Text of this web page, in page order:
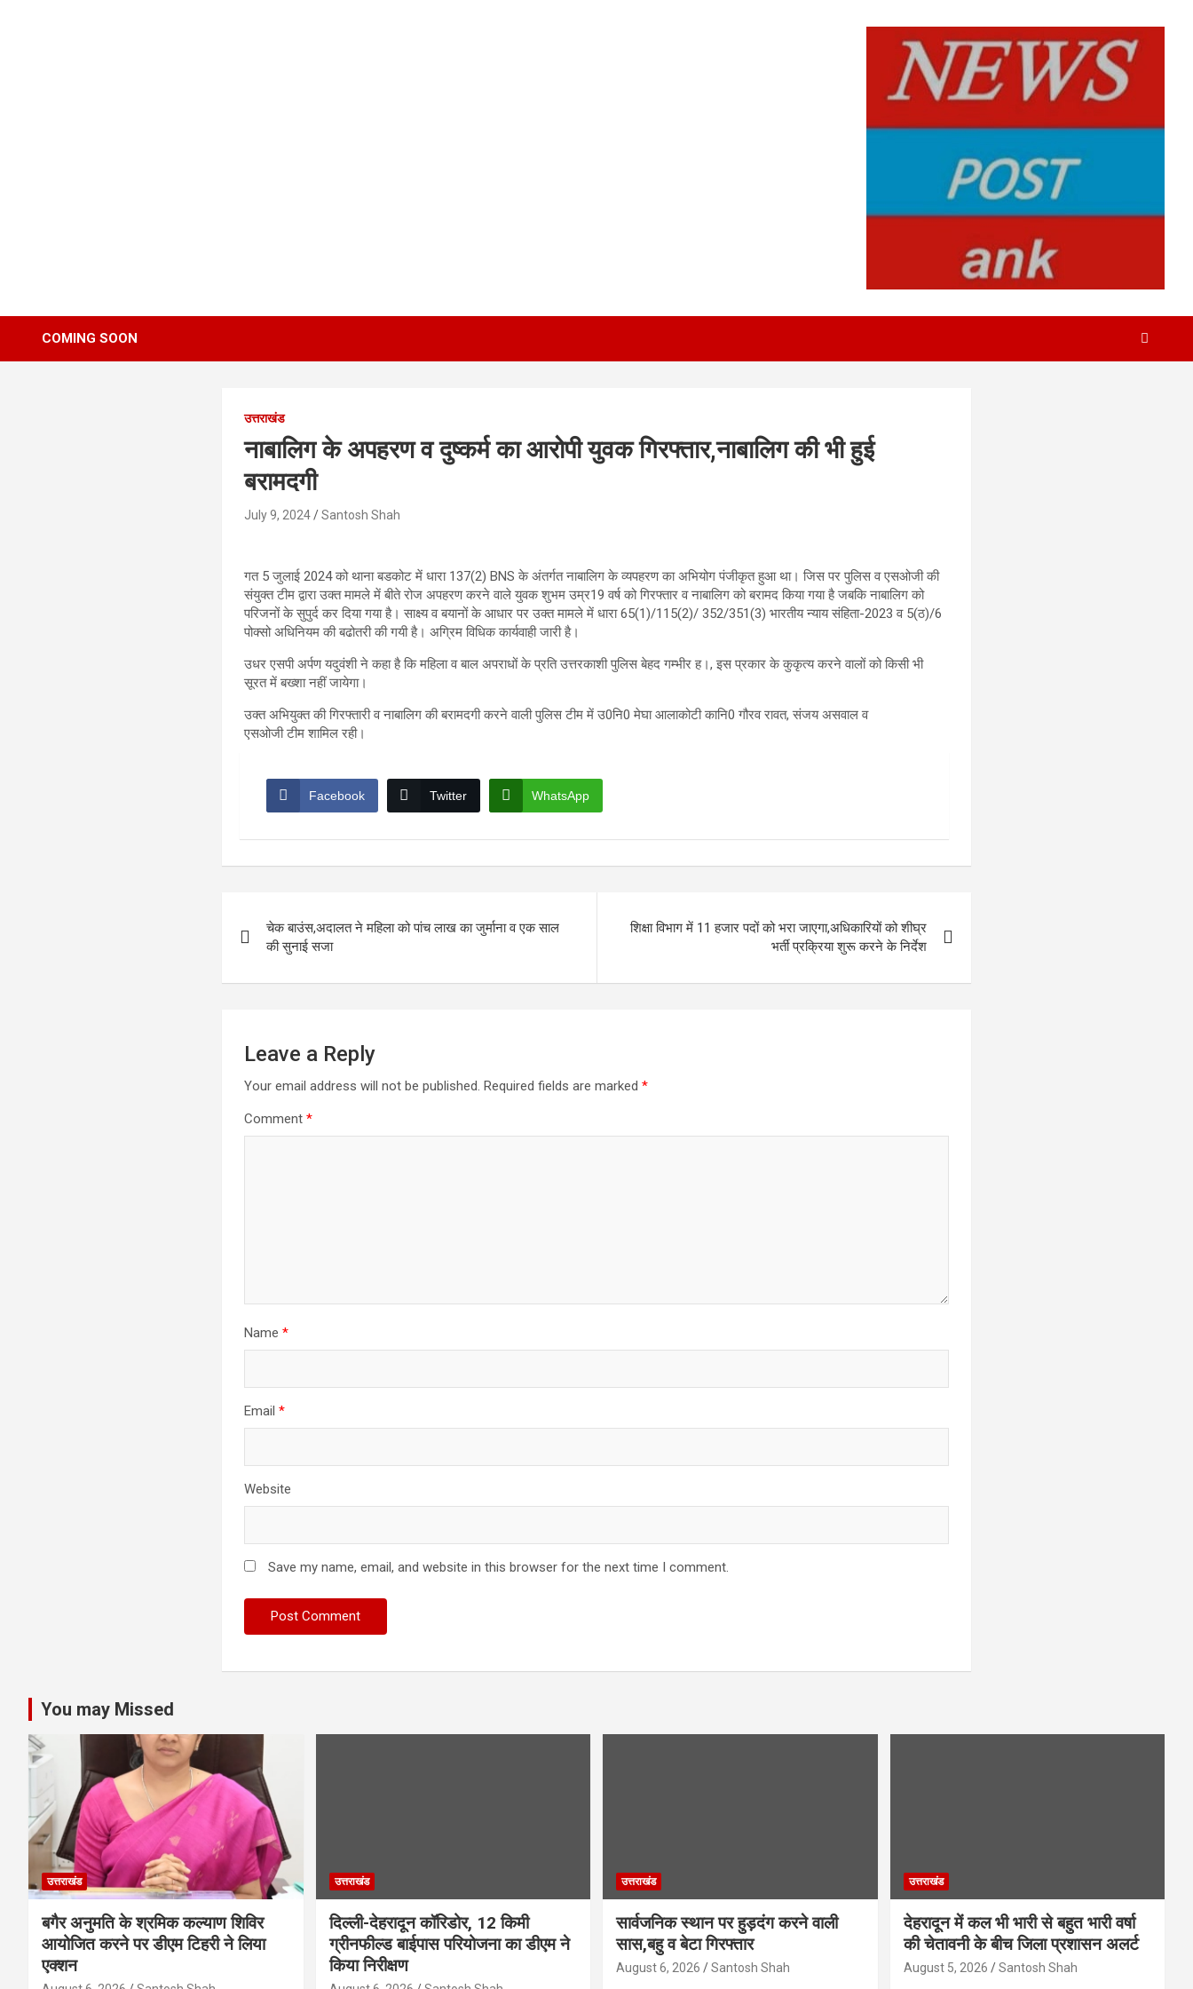
COMING SOON
उत्तराखंड
नाबालिग के अपहरण व दुष्कर्म का आरोपी युवक गिरफ्तार,नाबालिग की भी हुई
बरामदगी
July 9, 2024 Santosh Shah
गत 5 जुलाई 2024 को थाना बडकोट में धारा 137(2) BNS के अंतर्गत नाबालिग के व्यपहरण का अभियोग पंजीकृत हुआ था। जिस पर पुलिस व एसओजी की
संयुक्त टीम द्वारा उक्त मामले में बीते रोज अपहरण करने वाले युवक शुभम उम्र19 वर्ष को गिरफ्तार व नाबालिग को बरामद किया गया है जबकि नाबालिग को
परिजनों के सुपुर्द कर दिया गया है। साक्ष्य व बयानों के आधार पर उक्त मामले में धारा 65(1)/115(2)/ 352/351(3) भारतीय न्याय संहिता-2023 व 5(ठ)/6
पोक्सो अधिनियम की बढोतरी की गयी है। अग्रिम विधिक कार्यवाही जारी है।
उधर एसपी अर्पण यदुवंशी ने कहा है कि महिला व बाल अपराधों के प्रति उत्तरकाशी पुलिस बेहद गम्भीर ह।, इस प्रकार के कुकृत्य करने वालों को किसी भी
सूरत में बख्शा नहीं जायेगा।
उक्त अभियुक्त की गिरफ्तारी व नाबालिग की बरामदगी करने वाली पुलिस टीम में उ0नि0 मेघा आलाकोटी कानि0 गौरव रावत, संजय असवाल व
एसओजी टीम शामिल रही।
Facebook Twitter WhatsApp
navigation
चेक बाउंस,अदालत ने महिला को पांच लाख का जुर्माना व एक साल
की सुनाई सजा
शिक्षा विभाग में 11 हजार पदों को भरा जाएगा,अधिकारियों को शीघ्र
भर्ती प्रक्रिया शुरू करने के निर्देश
Leave a Reply
Your email address will not be published. Required fields are marked*
Comment*
Name*
Email*
Website
Save my name, email, and website in this browser for the next time I comment.
You may Missed
उत्तराखंड
बगैर अनुमति के श्रमिक कल्याण शिविर
आयोजित करने पर डीएम टिहरी ने लिया
एक्शन
उत्तराखंड
दिल्ली-देहरादून कॉरिडोर, 12 किमी
ग्रीनफील्ड बाईपास परियोजना का डीएम ने
किया निरीक्षण
उत्तराखंड
सार्वजनिक स्थान पर हुड़दंग करने वाली
सास,बहु व बेटा गिरफ्तार
August 6, 2026 Santosh Shah
उत्तराखंड
देहरादून में कल भी भारी से बहुत भारी वर्षा
की चेतावनी के बीच जिला प्रशासन अलर्ट
August 5, 2026 Santosh Shah